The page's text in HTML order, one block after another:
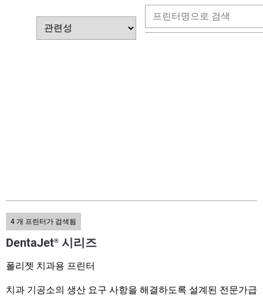
4 개 프린터가 검색됨
DentaJet® 시리즈
폴리젯 치과용 프린터
치과 기공소의 생산 요구 사항을 해결하도록 설계된 전문가급